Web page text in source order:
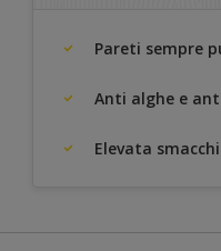
Pareti sempre
Anti alghe e
Elevata